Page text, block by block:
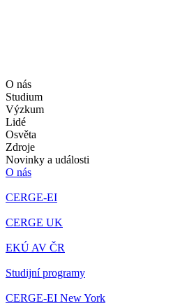
O nás
Studium
Výzkum
Lidé
Osvěta
Zdroje
Novinky a události
O nás
CERGE-EI
CERGE UK
EKÚ AV ČR
Studijní programy
CERGE-EI New York